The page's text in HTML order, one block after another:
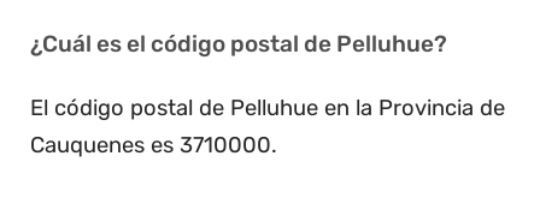
¿Cuál es el código postal de Pelluhue?
El código postal de Pelluhue en la Provincia de
Cauquenes es 3710000.